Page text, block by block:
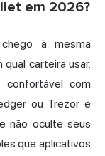
em 2026?
à mesma
carteira usar.
com
ou Trezor e
não oculte seus
que aplicativos